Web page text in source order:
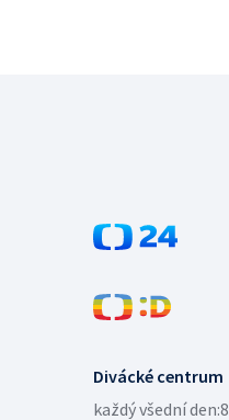
Divácké centrum
každý všední den: